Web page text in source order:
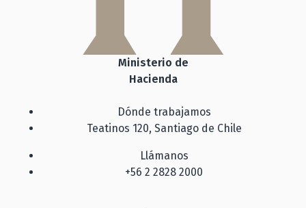
Ministerio de
Hacienda
Dónde trabajamos
Teatinos 120, Santiago de Chile
Llámanos
+56 2 2828 2000